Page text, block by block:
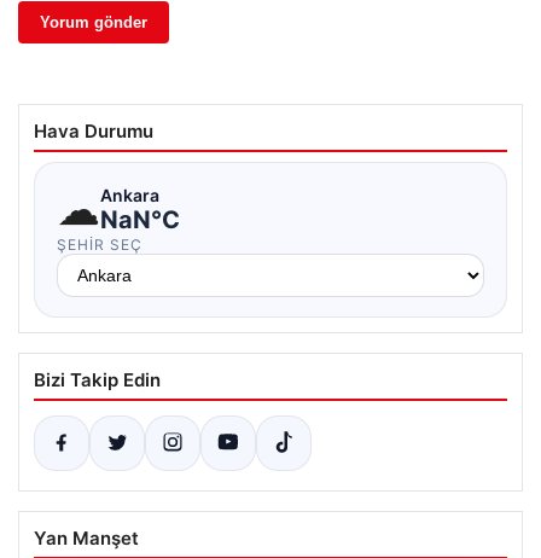
Hava Durumu
☁Ankara
NaN°C
ŞEHIR SEÇ
Bizi Takip Edin
Yan Manşet